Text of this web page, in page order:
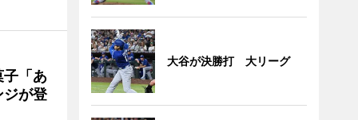
「あ
が登
大谷が決勝打 大リーグ